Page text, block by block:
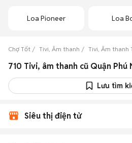
Loa Pioneer Loa
Chợ Tốt Tivi, Âm thanh Tivi, Âm thanh
710 Tivi, âm thanh cũ Quận Phú
Lưu tìm
Siêu thị điện tử